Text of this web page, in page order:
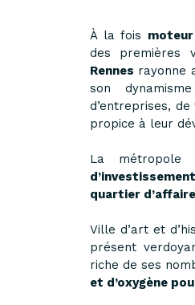
À la fois
des premières
Rennes rayonne
son
d’entreprises,
propice à leur
La métropole
quartier
Ville d’art et
présent
riche de ses
et d’oxygène